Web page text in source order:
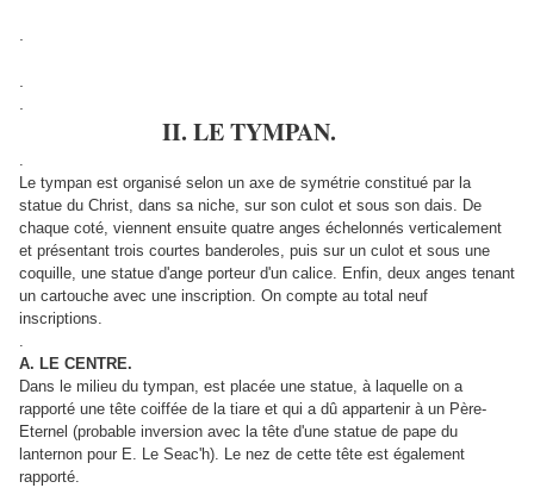
II. LE TYMPAN.
.
Le tympan est organisé selon un axe de symétrie constitué par la
statue du Christ, dans sa niche, sur son culot et sous son dais. De
chaque coté, viennent ensuite quatre anges échelonnés verticalement
et présentant trois courtes banderoles, puis sur un culot et sous une
coquille, une statue d'ange porteur d'un calice. Enfin, deux anges tenant
un cartouche avec une inscription. On compte au total neuf
inscriptions.
.
A. LE CENTRE.
Dans le milieu du tympan, est placée une statue, à laquelle on a
rapporté une tête coiffée de la tiare et qui a dû appartenir à un Père-
Eternel (probable inversion avec la tête d'une statue de pape du
lanternon pour E. Le Seac'h). Le nez de cette tête est également
rapporté.